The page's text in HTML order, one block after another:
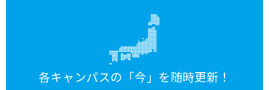
各キャンパスの「今」を随時更新！